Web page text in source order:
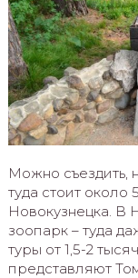
Можно съездить,
туда стоит
Новокузнецка. В
зоопарк – туда
туры от 1,5-2
представляют